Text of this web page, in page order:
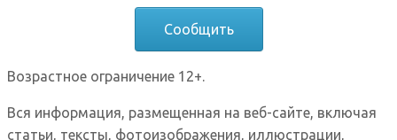
Сообщить
Возрастное ограничение 12+.
Вся информация, размещенная на веб-сайте, включая
статьи, тексты, фотоизображения, иллюстрации,